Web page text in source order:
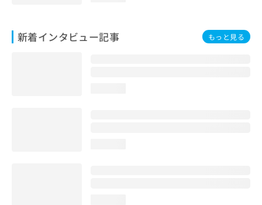
新着インタビュー記事 もっと見る